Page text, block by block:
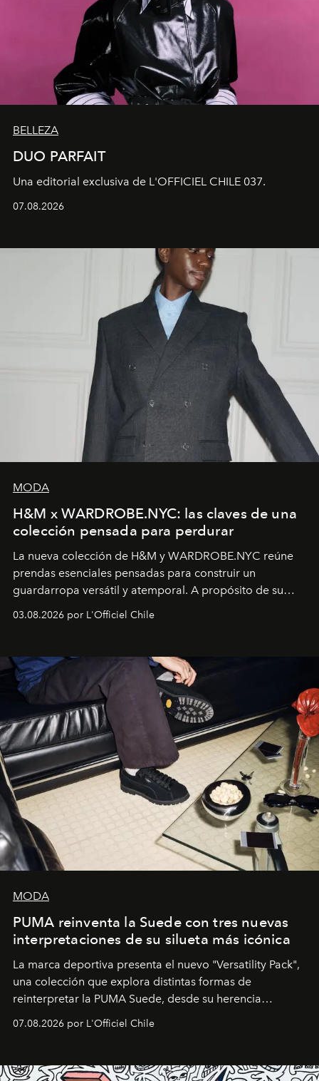
BELLEZA
DUO PARFAIT
Una editorial exclusiva de L'OFFICIEL CHILE 037.
07.08.2026
MODA
H&M x WARDROBE.NYC: las claves de una
colección pensada para perdurar
La nueva colección de H&M y WARDROBE.NYC reúne
prendas esenciales pensadas para construir un
guardarropa versátil y atemporal. A propósito de su
la asesora creativa y jefa de diseño global de la marca
y la filosofía detrás de la propuesta.
03.08.2026 por L'Officiel Chile
MODA
PUMA reinventa la Suede con tres nuevas
interpretaciones de su silueta más icónica
La marca deportiva presenta el nuevo "Versatility Pack",
una colección que explora distintas formas de
reinterpretar la PUMA Suede, desde su herencia
diseño y el universo outdoor.
07.08.2026 por L'Officiel Chile